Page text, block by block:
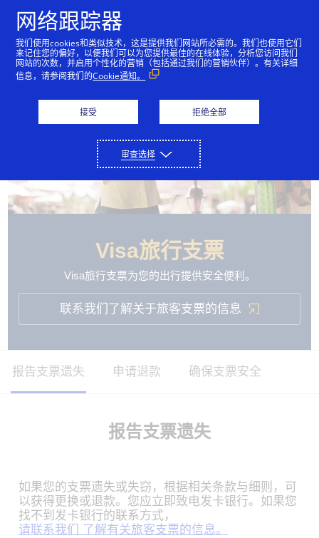
Visa旅行支票
Visa旅行支票为您的出行提供安全便利。
联系我们了解关于旅客支票的信息
报告支票遗失 申请退款 确保支票安全
报告支票遗失
如果您的支票遗失或失窃，根据相关条款与细则，可
以获得更换或退款。您应立即致电发卡银行。如果您
找不到发卡银行的联系方式，
请联系我们 了解有关旅客支票的信息。
网络跟踪器
我们使用cookies和类似技术，这是提供我们网站所必需的。我们也使用它们
来记住您的偏好，以便我们可以为您提供最佳的在线体验，分析您访问我们
网站的次数，并启用个性化的营销（包括通过我们的营销伙伴）。有关详细
信息，请参阅我们的Cookie通知。
接受 拒绝全部
审查选择